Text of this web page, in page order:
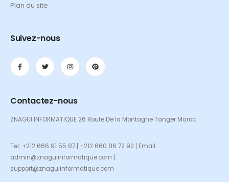
Plan du site
Suivez-nous
Contactez-nous
ZNAGUI INFORMATIQUE 26 Route De la Montagne Tanger Maroc
Tel: +212 666 91 55 87 | +212 660 86 72 92 | Email:
admin@znaguiinformatique.com |
support@znaguiinformatique.com